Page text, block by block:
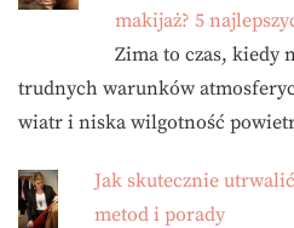
makijaż? 5
Zima to czas, kiedy
trudnych warunków
wiatr i niska wilgotność
Jak skutecznie
metod i porady